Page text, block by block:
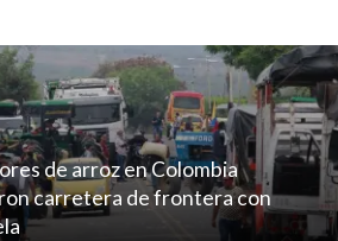
de arroz en Colombia
carretera de frontera con